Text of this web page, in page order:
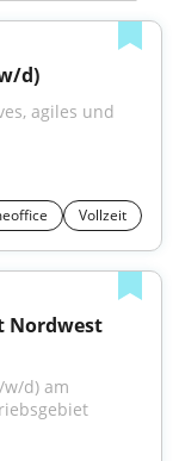
d)
agiles und
Vollzeit
Nordwest
d) am